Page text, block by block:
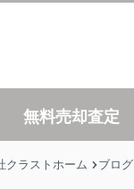
無料売却査定
クラストホーム ブログ